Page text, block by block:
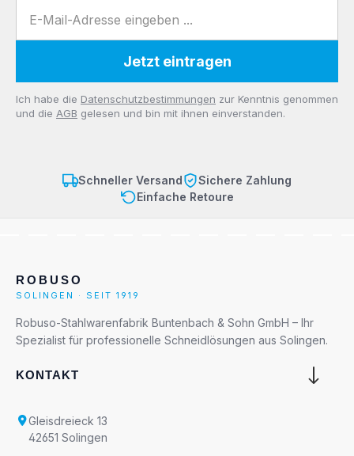
Jetzt eintragen
Datenschutz
Ich habe die Datenschutzbestimmungen zur Kenntnis genommen
und die AGB gelesen und bin mit ihnen einverstanden.
Schneller Versand
Sichere Zahlung
Einfache Retoure
ROBUSO
SOLINGEN · SEIT 1919
Robuso-Stahlwarenfabrik Buntenbach & Sohn GmbH – Ihr
Spezialist für professionelle Schneidlösungen aus Solingen.
KONTAKT
Gleisdreieck 13
42651 Solingen